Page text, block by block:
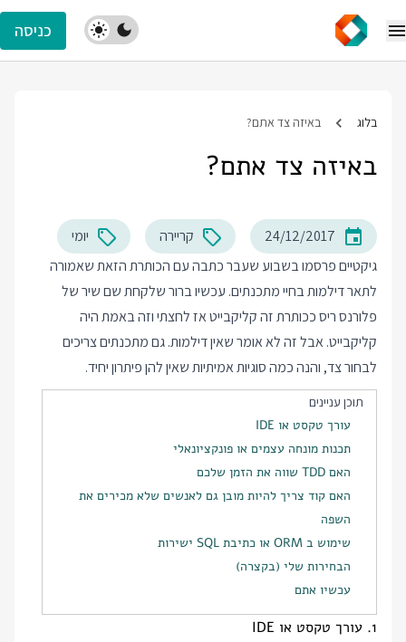
כניסה
בלוג באיזה צד אתם?
באיזה צד אתם?
24/12/2017 קריירה
יומי
גיקטיים פרסמו בשבוע שעבר כתבה עם הכותרת הזאת שאמורה
לתאר דילמות בחיי מתכנתים. עכשיו ברור שלקחת שם שיר של
פלורנס ריס ככותרת זה קליקבייט אז לחצתי וזה באמת היה
קליקבייט. אבל זה לא אומר שאין דילמות. גם מתכנתים צריכים
לבחור צד, והנה כמה סוגיות אמיתיות שאין להן פיתרון יחיד.
תוכן עניינים
עורך טקסט או IDE
תכנות מונחה עצמים או פונקציונאלי
האם TDD שווה את הזמן שלכם
האם קוד צריך להיות מובן גם לאנשים שלא מכירים את
השפה
שימוש ב ORM או כתיבת SQL ישירות
הבחירות שלי (בקצרה)
עכשיו אתם
1. עורך טקסט או IDE